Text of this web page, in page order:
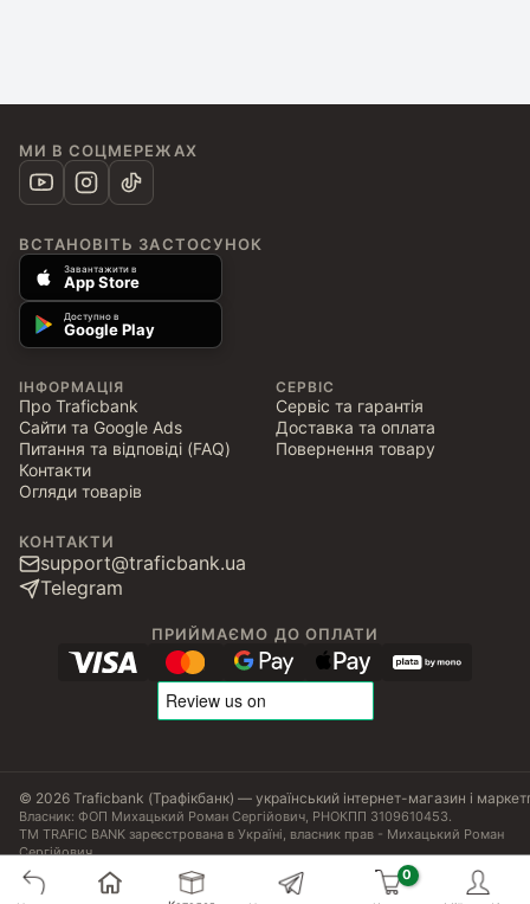
МИ В СОЦМЕРЕЖАХ
ВСТАНОВІТЬ ЗАСТОСУНОК
Завантажити в
App Store
Доступно в
Google Play
ІНФОРМАЦІЯ
Про Traficbank
Сайти та Google Ads
Питання та відповіді (FAQ)
Контакти
Огляди товарів
СЕРВІС
Сервіс та гарантія
Доставка та оплата
Повернення товару
КОНТАКТИ
support@traficbank.ua
Telegram
ПРИЙМАЄМО ДО ОПЛАТИ
© 2026 Traficbank (Трафікбанк) — український інтернет-магазин і
Власник: ФОП Михацький Роман Сергійович, РНОКПП 3109610453.
ТМ TRAFIC BANK зареєстрована в Україні, власник прав - Михацький Роман
Сергійович.
Угода користувача Політика конфіденційності
Публічна оферта
Налаштування CookiesСертифікати, ліцензії та патенти